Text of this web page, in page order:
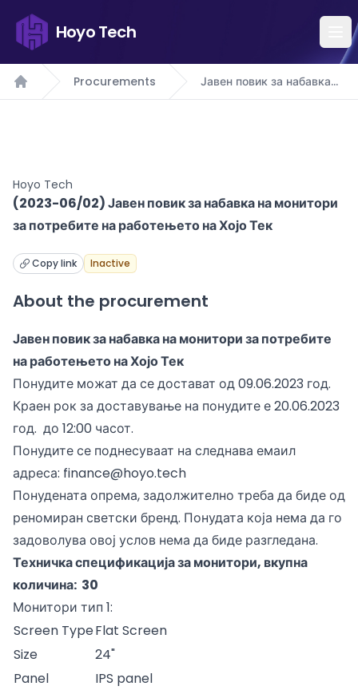
Hoyo Tech
Home
Procurements
Јавен повик за набавка
на монитори за
Hoyo Tech
(2023-06/02) Јавен повик за набавка на монитори
за потребите на работењето на Хојо Тек
Copy link Inactive
About the procurement
Јавен повик за набавка на монитори за потребите
на работењето на Хојо Тек
Понудите можат да се достават од 09.06.2023 год.
Краен рок за доставување на понудите е 20.06.2023
год. до 12:00 часот.
Понудите се поднесуваат на следнава емаил
адреса: finance@hoyo.tech
Понудената опрема, задолжително треба да биде од
реномиран светски бренд. Понудата која нема да го
задоволува овој услов нема да биде разгледана.
Техничка спецификација за монитори, вкупна
количина: 30
Монитори тип 1:
Screen TypeFlat Screen
Size
24"
Panel
IPS panel